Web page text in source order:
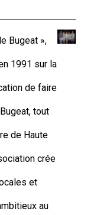
Bugeat »,
1991 sur la
de faire
tout
de Haute
crée
et
au